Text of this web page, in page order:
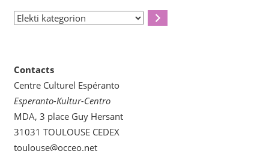
Elekti
Contacts
Centre Culturel Espéranto
Esperanto-Kultur-Centro
MDA, 3 place Guy Hersant
31031 TOULOUSE CEDEX
toulouse@occeo.net